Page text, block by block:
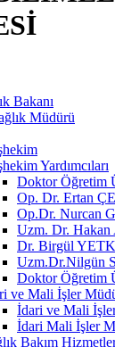
Bakanı
Müdürü
Yardımcıları
Doktor Öğretim
Op. Dr. Ertan
Op.Dr. Nurcan
Uzm. Dr.
Dr. Birgül
Uzm.Dr.Nilgün
Doktor Öğretim
ve Mali İşler
İdari ve Mali
İdari Mali İşler
Bakım